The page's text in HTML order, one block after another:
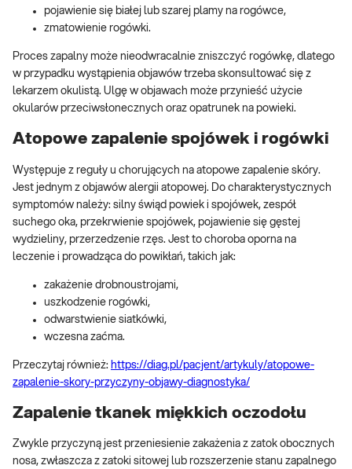
pojawienie się białej lub szarej plamy na rogówce,
zmatowienie rogówki.
Proces zapalny może nieodwracalnie zniszczyć rogówkę, dlatego
w przypadku wystąpienia objawów trzeba skonsultować się z
lekarzem okulistą. Ulgę w objawach może przynieść użycie
okularów przeciwsłonecznych oraz opatrunek na powieki.
Atopowe zapalenie spojówek i rogówki
Występuje z reguły u chorujących na atopowe zapalenie skóry.
Jest jednym z objawów alergii atopowej. Do charakterystycznych
symptomów należy: silny świąd powiek i spojówek, zespół
suchego oka, przekrwienie spojówek, pojawienie się gęstej
wydzieliny, przerzedzenie rzęs. Jest to choroba oporna na
leczenie i prowadząca do powikłań, takich jak:
zakażenie drobnoustrojami,
uszkodzenie rogówki,
odwarstwienie siatkówki,
wczesna zaćma.
Przeczytaj również: https://diag.pl/pacjent/artykuly/atopowe-
zapalenie-skory-przyczyny-objawy-diagnostyka/
Zapalenie tkanek miękkich oczodołu
Zwykle przyczyną jest przeniesienie zakażenia z zatok obocznych
nosa, zwłaszcza z zatoki sitowej lub rozszerzenie stanu zapalnego